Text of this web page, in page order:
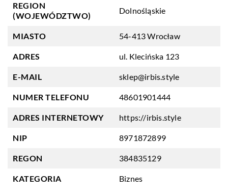
REGION
(WOJEWÓDZTWO)
Dolnośląskie
MIASTO 54-413 Wrocław
ADRES ul. Klecińska 123
E-MAIL sklep@irbis.style
NUMER TELEFONU 48601901444
ADRES INTERNETOWY https://irbis.style
NIP 8971872899
REGON 384835129
KATEGORIA Biznes